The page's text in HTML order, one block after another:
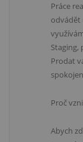
Práce
odvádět
Staging,
Prodat
Proč
Abych